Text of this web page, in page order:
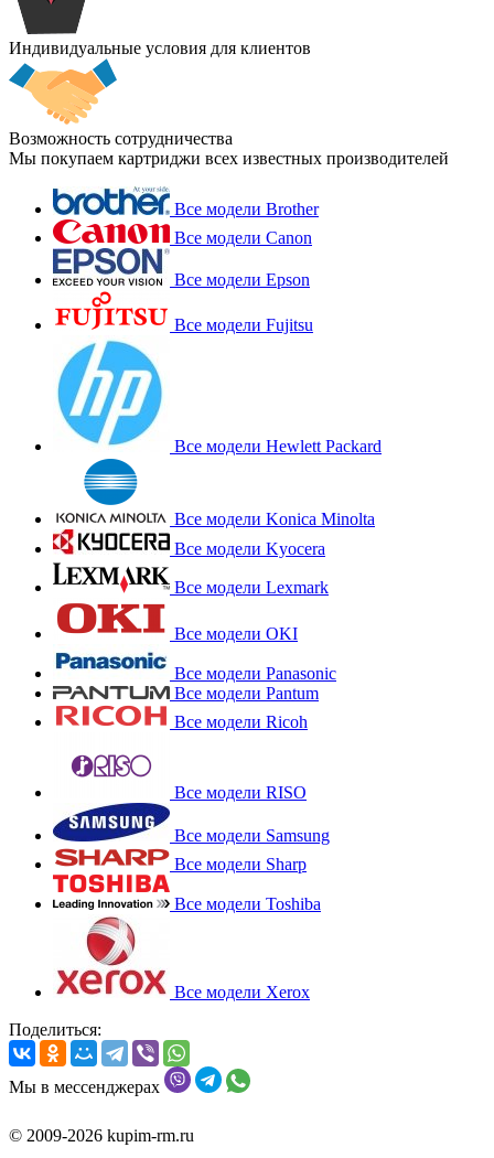
Индивидуальные условия для клиентов
Возможность сотрудничества
Мы покупаем картриджи всех известных производителей
Все модели Brother
Все модели Canon
Все модели Epson
Все модели Fujitsu
Все модели Hewlett Packard
Все модели Konica Minolta
Все модели Kyocera
Все модели Lexmark
Все модели OKI
Все модели Panasonic
Все модели Pantum
Все модели Ricoh
Все модели RISO
Все модели Samsung
Все модели Sharp
Все модели Toshiba
Все модели Xerox
Поделиться:
Мы в мессенджерах
© 2009-2026 kupim-rm.ru